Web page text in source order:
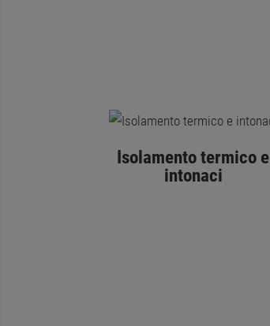
Isolamento termico e
intonaci